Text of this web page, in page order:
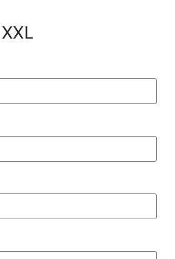
el control de archivos?
capas bien ordenadas en el
de lo contrario se
que subsane el problema.
del tipo,“cambiar donde
para preparar tus
sin compromiso.